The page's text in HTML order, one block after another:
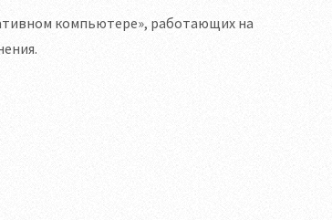
компьютере», работающих на